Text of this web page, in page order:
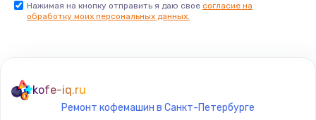
Устранение ошибок
2000 руб.
970 руб.
Нажимая на кнопку отправить я даю свое согласие на
обработку моих персональных данных.
kofe-iq.ru
Ремонт кофемашин в Санкт-Петербурге